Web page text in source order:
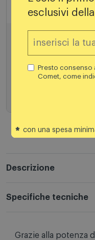
Descrizione
Specifiche tecniche
Grazie alla potenza
esclusivi
Presto consenso
Comet, come
* con una spesa